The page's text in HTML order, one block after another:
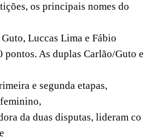
os principais nomes do
Luccas Lima e Fábio
pontos. As duplas Carlão/Guto e
e segunda etapas,
da duas disputas, lideram co